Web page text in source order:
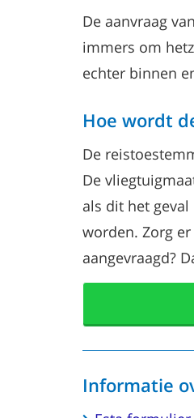
De aanvraag
immers om
echter binnen
Hoe wordt
De
De
als dit het
worden. Zorg
aangevraagd?
Informatie